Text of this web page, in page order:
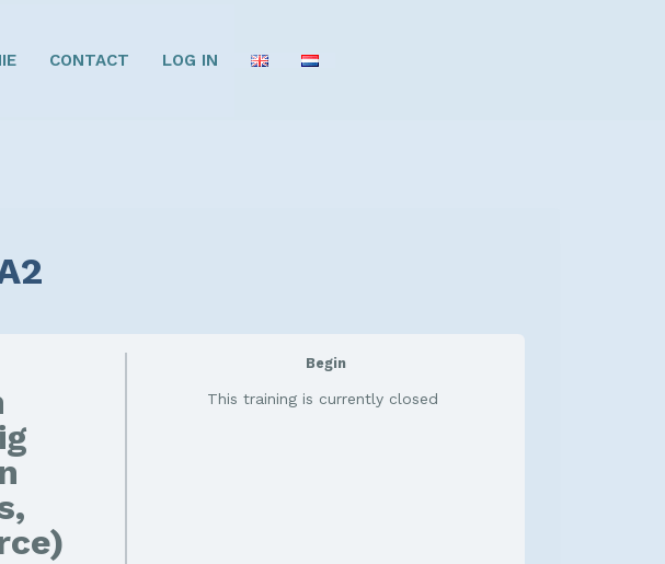
CONTACT LOG IN
Begin
This training is currently closed